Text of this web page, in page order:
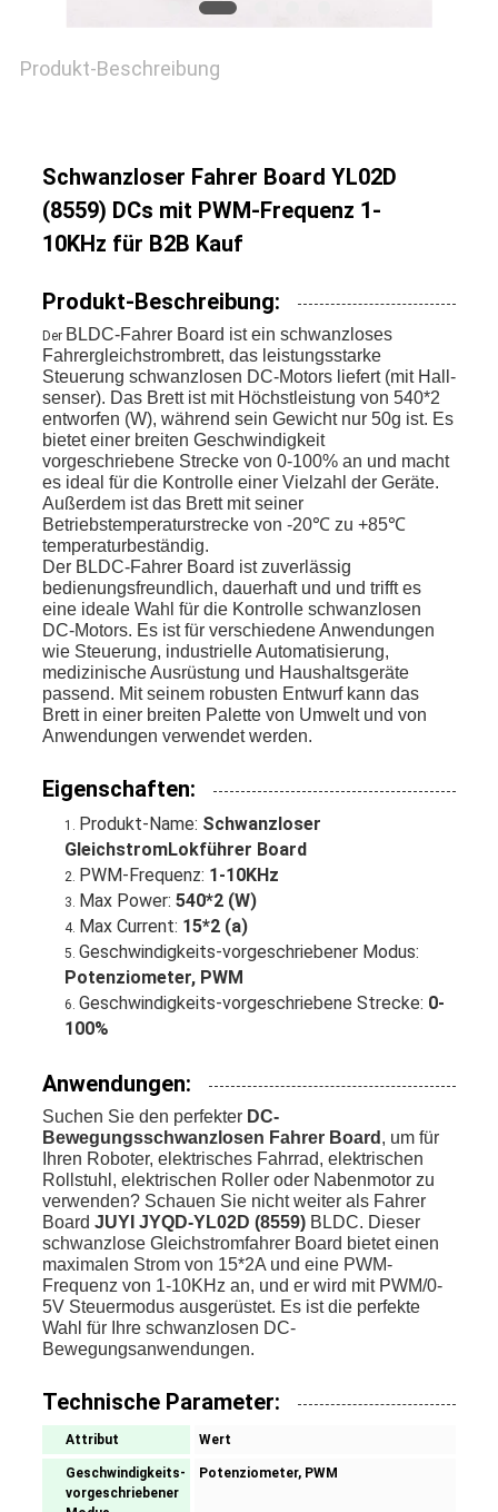
Produkt-Beschreibung
Schwanzloser Fahrer Board YL02D
(8559) DCs mit PWM-Frequenz 1-
10KHz für B2B Kauf
Produkt-Beschreibung:
Der BLDC-Fahrer Board ist ein schwanzloses
Fahrergleichstrombrett, das leistungsstarke
Steuerung schwanzlosen DC-Motors liefert (mit Hall-
senser). Das Brett ist mit Höchstleistung von 540*2
entworfen (W), während sein Gewicht nur 50g ist. Es
bietet einer breiten Geschwindigkeit
vorgeschriebene Strecke von 0-100% an und macht
es ideal für die Kontrolle einer Vielzahl der Geräte.
Außerdem ist das Brett mit seiner
Betriebstemperaturstrecke von -20℃ zu +85℃
temperaturbeständig.
Der BLDC-Fahrer Board ist zuverlässig
bedienungsfreundlich, dauerhaft und und trifft es
eine ideale Wahl für die Kontrolle schwanzlosen
DC-Motors. Es ist für verschiedene Anwendungen
wie Steuerung, industrielle Automatisierung,
medizinische Ausrüstung und Haushaltsgeräte
passend. Mit seinem robusten Entwurf kann das
Brett in einer breiten Palette von Umwelt und von
Anwendungen verwendet werden.
Eigenschaften:
Produkt-Name: Schwanzloser
GleichstromLokführer Board
PWM-Frequenz: 1-10KHz
Max Power: 540*2 (W)
Max Current: 15*2 (a)
Geschwindigkeits-vorgeschriebener Modus:
Potenziometer, PWM
Geschwindigkeits-vorgeschriebene Strecke: 0-
100%
Anwendungen:
Suchen Sie den perfekter DC-
Bewegungsschwanzlosen Fahrer Board , um für
Ihren Roboter, elektrisches Fahrrad, elektrischen
Rollstuhl, elektrischen Roller oder Nabenmotor zu
verwenden? Schauen Sie nicht weiter als Fahrer
Board JUYI JYQD-YL02D (8559)BLDC. Dieser
schwanzlose Gleichstromfahrer Board bietet einen
maximalen Strom von 15*2A und eine PWM-
Frequenz von 1-10KHz an, und er wird mit PWM/0-
5V Steuermodus ausgerüstet. Es ist die perfekte
Wahl für Ihre schwanzlosen DC-
Bewegungsanwendungen.
Technische Parameter:
Attribut Wert
Geschwindigkeits-
vorgeschriebener
Potenziometer, PWM